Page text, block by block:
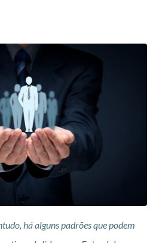
há alguns padrões que podem